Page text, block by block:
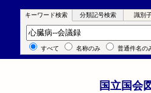
キーワード検索 分類記号検索 識別
キーワード検索
すべて 名称のみ 普通件名の
国立国会